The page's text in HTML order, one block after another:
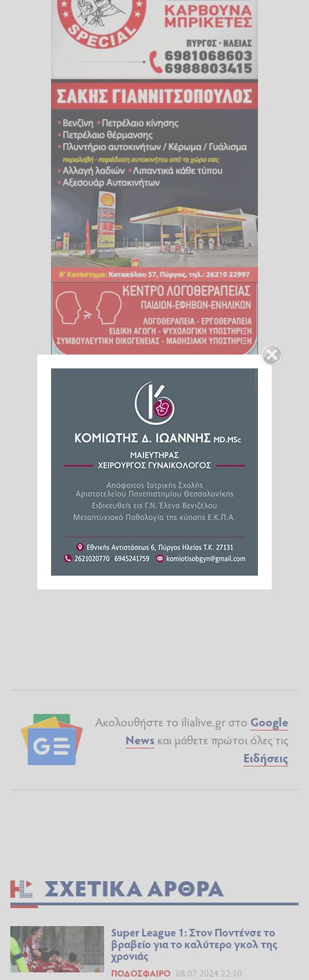
Ακολουθήστε το ilialive.gr στο Google
News και μάθετε πρώτοι όλες τις
Ειδήσεις
ΣΧΕΤΙΚΆ ΆΡΘΡΑ
Super League 1: Στον Ποντένσε το
βραβείο για το καλύτερο γκολ της
χρονιάς
ΠΟΔΌΣΦΑΙΡΟ 08.07.2024 22:10